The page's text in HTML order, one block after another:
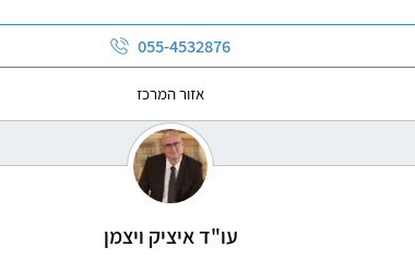
055-4532876
אזור המרכז
עו"ד איציק ויצמן